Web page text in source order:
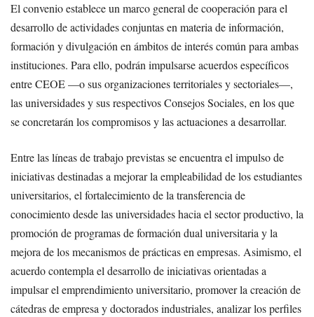
El convenio establece un marco general de cooperación para el
desarrollo de actividades conjuntas en materia de información,
formación y divulgación en ámbitos de interés común para ambas
instituciones. Para ello, podrán impulsarse acuerdos específicos
entre CEOE —o sus organizaciones territoriales y sectoriales—,
las universidades y sus respectivos Consejos Sociales, en los que
se concretarán los compromisos y las actuaciones a desarrollar.
Entre las líneas de trabajo previstas se encuentra el impulso de
iniciativas destinadas a mejorar la empleabilidad de los estudiantes
universitarios, el fortalecimiento de la transferencia de
conocimiento desde las universidades hacia el sector productivo, la
promoción de programas de formación dual universitaria y la
mejora de los mecanismos de prácticas en empresas. Asimismo, el
acuerdo contempla el desarrollo de iniciativas orientadas a
impulsar el emprendimiento universitario, promover la creación de
cátedras de empresa y doctorados industriales, analizar los perfiles